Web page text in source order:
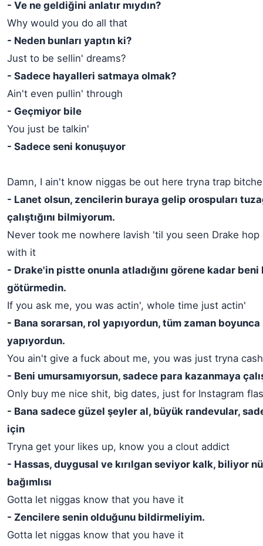
- Ve ne geldiğini anlatır mıydın?
Why would you do all that
- Neden bunları yaptın ki?
Just to be sellin' dreams?
- Sadece hayalleri satmaya olmak?
Ain't even pullin' through
- Geçmiyor bile
You just be talkin'
- Sadece seni konuşuyor
Damn, I ain't know niggas be out here tryna trap
- Lanet olsun, zencilerin buraya gelip orospuları
çalıştığını bilmiyorum.
Never took me nowhere lavish 'til you seen Drake
with it
- Drake'in pistte onunla atladığını görene kadar
götürmedin.
If you ask me, you was actin', whole time just actin'
- Bana sorarsan, rol yapıyordun, tüm zaman
yapıyordun.
You ain't give a fuck about me, you was just tryna
- Beni umursamıyorsun, sadece para kazanmaya
Only buy me nice shit, big dates, just for Instagram
- Bana sadece güzel şeyler al, büyük randevular,
için
Tryna get your likes up, know you a clout addict
- Hassas, duygusal ve kırılgan seviyor kalk, biliyor
bağımlısı
Gotta let niggas know that you have it
- Zencilere senin olduğunu bildirmeliyim.
Gotta let niggas know that you have it